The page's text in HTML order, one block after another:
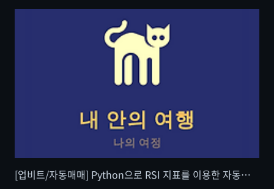
로그램 만들기 (1) 자동매매 프로그램 만들기 상대강도지수(RSI)는 투자
자가 매수와 매도를 하는 시점에서 과매수 구간인지, 과매도 구간인지를
판단할 수 있게 도와주는 보조 지표이다. 이번 포스팅에서는 해당 me-
in-journey.com - 조건 설정 - 최초 매수 시점에 할당된 금액의 50% 매
[업비트/자동매매] Python으로 RSI 지표를 이용한 자동매매 프로그램 만들기 (2)